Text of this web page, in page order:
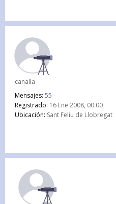
canalla
Mensajes: 55
Registrado: 16 Ene 2008, 00:00
Ubicación: Sant Feliu de Llobregat